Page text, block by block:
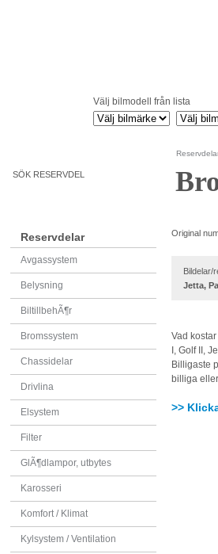
Välj bilmodell från lista
SÖK RESERVDEL
Reservdelar
Avgassystem
Belysning
BiltillbehÃ¶r
Bromssystem
Chassidelar
Drivlina
Elsystem
Filter
GlÃ¶dlampor, utbytes
Karosseri
Komfort / Klimat
Kylsystem / Ventilation
Original
Bildelar/
Jetta,
Vad
I, Golf II,
Billigaste
billiga
>>